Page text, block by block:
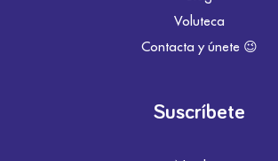
Voluteca
Contacta y únete 😉
Suscríbete